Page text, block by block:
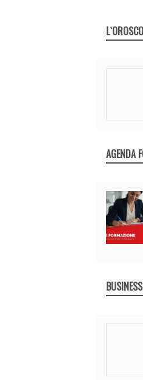
AGENDA